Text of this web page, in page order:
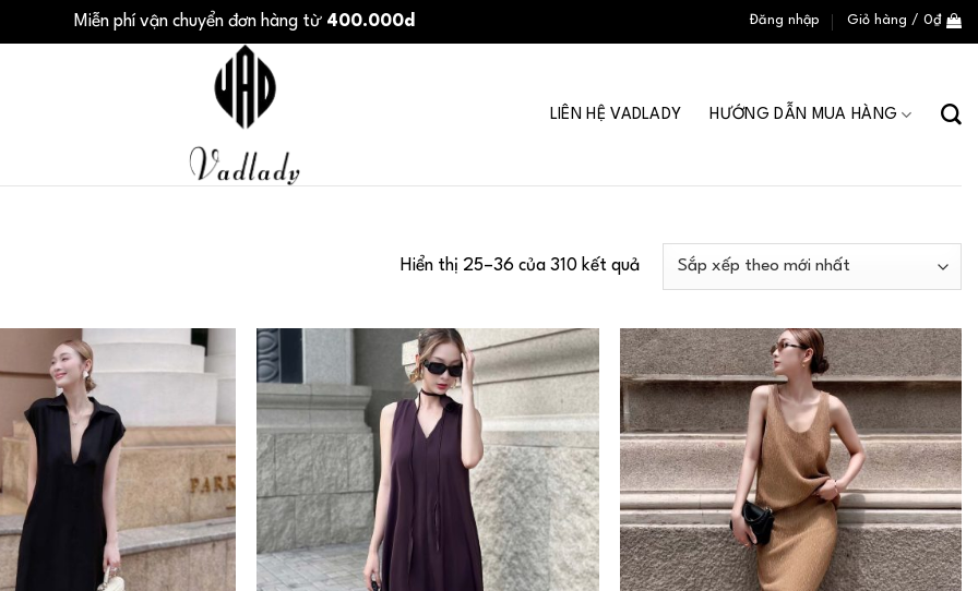
Miễn phí vận chuyển đơn hàng từ 400.000d Đăng nhập Giỏ hàng / 0₫
LIÊN HỆ VADLADY HƯỚNG DẪN MUA HÀNG
Hiển thị 25–36 của 310 kết quả